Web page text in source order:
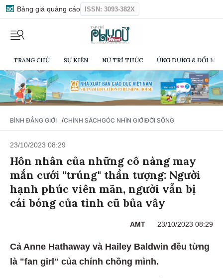
Bảng giá quảng cáo ISSN: 3093-382X
TRANG CHỦ SỰ KIỆN NỮ TRÍ THỨC ỨNG DỤNG & ĐỔI
BÌNH ĐẲNG GIỚI /CHÍNH SÁCHGÓC NHÌN GIỚIĐỜI SỐNG
23/10/2023 08:29
Hôn nhân của những cô nàng may
mắn cưới "trúng" thần tượng: Người
hạnh phúc viên mãn, người vẫn bị
cái bóng của tình cũ bủa vây
AMT 23/10/2023 08:29
Cả Anne Hathaway và Hailey Baldwin đều từng
là "fan girl" của chính chồng mình.